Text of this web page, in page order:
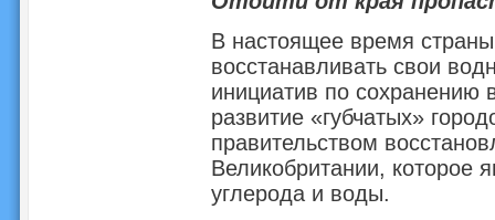
В настоящее время
восстанавливать свои
инициатив по сохранению
развитие «‎губчатых»
правительством
Великобритании, которое
углерода и воды.